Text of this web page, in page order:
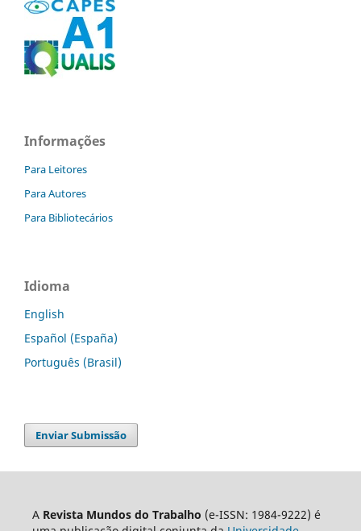
Informações
Para Leitores
Para Autores
Para Bibliotecários
Idioma
English
Español (España)
Português (Brasil)
Enviar Submissão
A Revista Mundos do Trabalho (e-ISSN: 1984-9222) é